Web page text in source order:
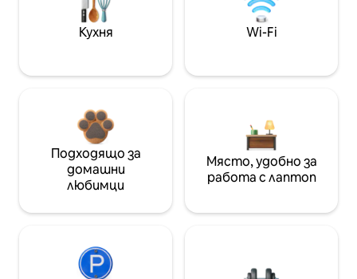
Кухня Wi-Fi
Подходящо за
домашни
любимци
Място, удобно за
работа с лаптоп